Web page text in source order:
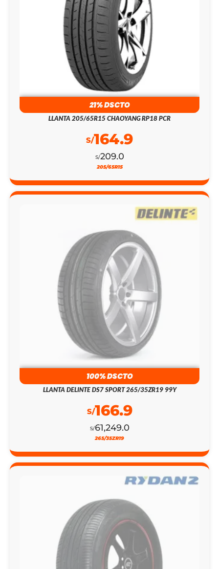
21% DSCTO
LLANTA 205/65R15 CHAOYANG RP18 PCR
S/209.0
S/164.9
205/65R15
100% DSCTO
LLANTA DELINTE DS7 SPORT 265/35ZR19 99Y
S/61,249.0
S/166.9
265/35ZR19